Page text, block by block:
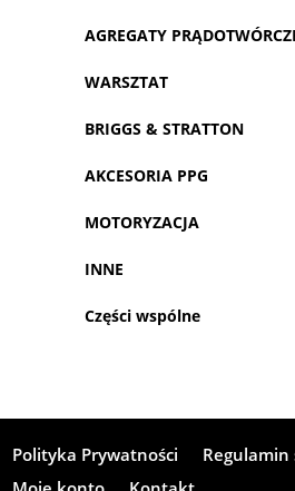
AGREGATY
WARSZTAT
BRIGGS & STRATTON
AKCESORIA PPG
MOTORYZACJA
INNE
Części wspólne
Polityka Prywatności